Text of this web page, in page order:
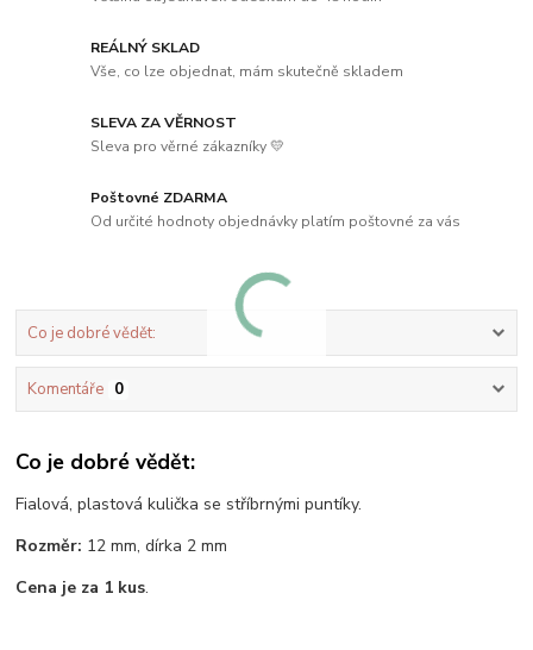
REÁLNÝ SKLAD
Vše, co lze objednat, mám skutečně skladem
SLEVA ZA VĚRNOST
Sleva pro věrné zákazníky 💛
Poštovné ZDARMA
Od určité hodnoty objednávky platím poštovné za vás
Co je dobré vědět:
Komentáře 0
Co je dobré vědět:
Fialová, plastová kulička se stříbrnými puntíky.
Rozměr: 12 mm, dírka 2 mm
Cena je za 1 kus.